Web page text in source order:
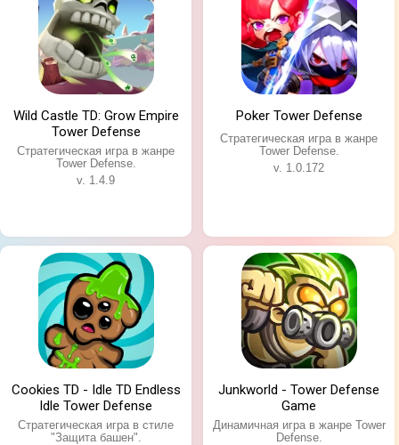
Wild Castle TD: Grow Empire
Tower Defense
Стратегическая игра в жанре
Tower Defense.
v. 1.4.9
Poker Tower Defense
Стратегическая игра в жанре
Tower Defense.
v. 1.0.172
Cookies TD - Idle TD Endless
Idle Tower Defense
Стратегическая игра в стиле
"Защита башен".
Junkworld - Tower Defense
Game
Динамичная игра в жанре Tower
Defense.